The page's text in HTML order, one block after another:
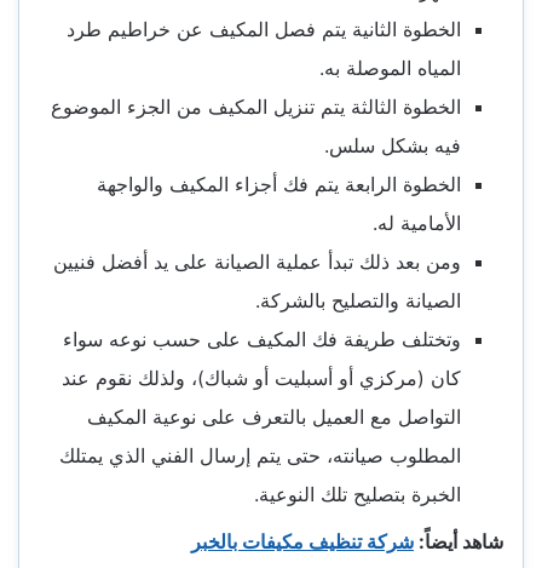
الخطوة الثانية يتم فصل المكيف عن خراطيم طرد
المياه الموصلة به.
الخطوة الثالثة يتم تنزيل المكيف من الجزء الموضوع
فيه بشكل سلس.
الخطوة الرابعة يتم فك أجزاء المكيف والواجهة
الأمامية له.
ومن بعد ذلك تبدأ عملية الصيانة على يد أفضل فنيين
الصيانة والتصليح بالشركة.
وتختلف طريفة فك المكيف على حسب نوعه سواء
كان (مركزي أو أسبليت أو شباك)، ولذلك نقوم عند
التواصل مع العميل بالتعرف على نوعية المكيف
المطلوب صيانته، حتى يتم إرسال الفني الذي يمتلك
الخبرة بتصليح تلك النوعية.
شاهد أيضاً: شركة تنظيف مكيفات بالخبر